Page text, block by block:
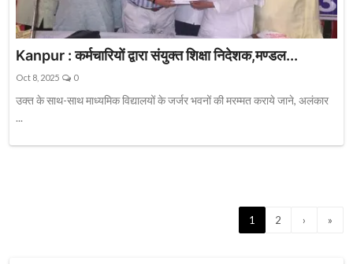
Kanpur : कर्मचारियों द्वारा संयुक्त शिक्षा निदेशक,मण्डल...
Oct 8, 2025 0
उक्त के साथ-साथ माध्यमिक विद्यालयों के जर्जर भवनों की मरम्मत कराये जाने, अलंकार
...
1 2 › »